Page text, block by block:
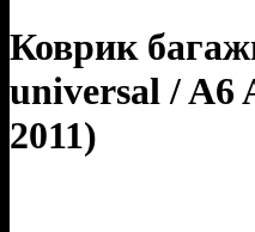
Коврик
universal / A6
2011)